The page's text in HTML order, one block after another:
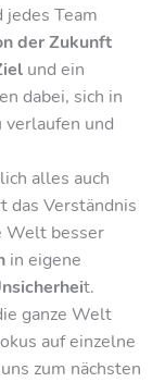
jedes Team
der Zukunft
und ein
dabei, sich in
und
alles auch
das Verständnis
Welt besser
in eigene
t.
ganze Welt
auf einzelne
zum nächsten